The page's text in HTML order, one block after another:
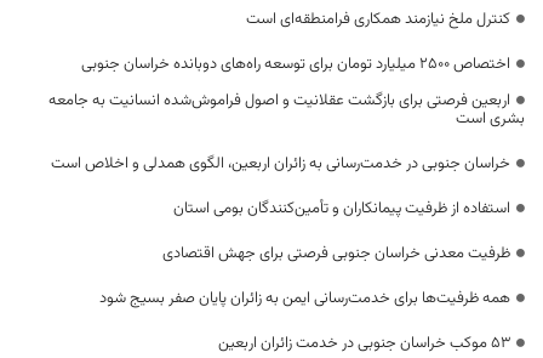
کنترل ملخ نیازمند همکاری فرامنطقه‌ای است
اختصاص 2500 میلیارد تومان برای توسعه راه‌های دوبانده خراسان جنوبی
اربعین فرصتی برای بازگشت عقلانیت و اصول فراموش‌شده انسانیت به جامعه
بشری است
خراسان جنوبی در خدمت‌رسانی به زائران اربعین، الگوی همدلی و اخلاص است
استفاده از ظرفیت پیمانکاران و تأمین‌کنندگان بومی استان
ظرفیت معدنی خراسان جنوبی فرصتی برای جهش اقتصادی
همه ظرفیت‌ها برای خدمت‌رسانی ایمن به زائران پایان صفر بسیج شود
53 موکب خراسان جنوبی در خدمت زائران اربعین